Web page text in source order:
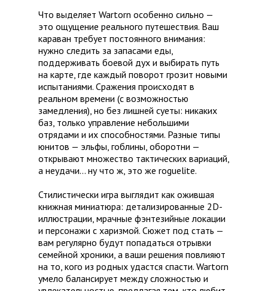
Что выделяет Wartorn особенно сильно —
это ощущение реального путешествия. Ваш
караван требует постоянного внимания:
нужно следить за запасами еды,
поддерживать боевой дух и выбирать путь
на карте, где каждый поворот грозит новыми
испытаниями. Сражения происходят в
реальном времени (с возможностью
замедления), но без лишней суеты: никаких
баз, только управление небольшими
отрядами и их способностями. Разные типы
юнитов — эльфы, гоблины, оборотни —
открывают множество тактических вариаций,
а неудачи… ну что ж, это же roguelite.
Стилистически игра выглядит как ожившая
книжная миниатюра: детализированные 2D-
иллюстрации, мрачные фэнтезийные локации
и персонажи с харизмой. Сюжет под стать —
вам регулярно будут попадаться отрывки
семейной хроники, а ваши решения повлияют
на то, кого из родных удастся спасти. Wartorn
умело балансирует между сложностью и